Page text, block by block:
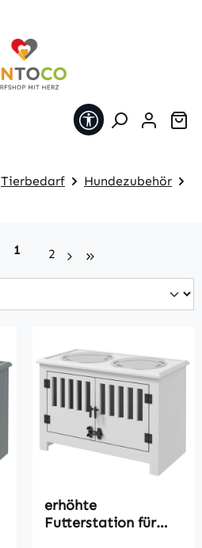
Werkzeugleiste
Tierbedarf
Hundezubehör
Seite
1 Seite
2
erhöhte
Futterstation für